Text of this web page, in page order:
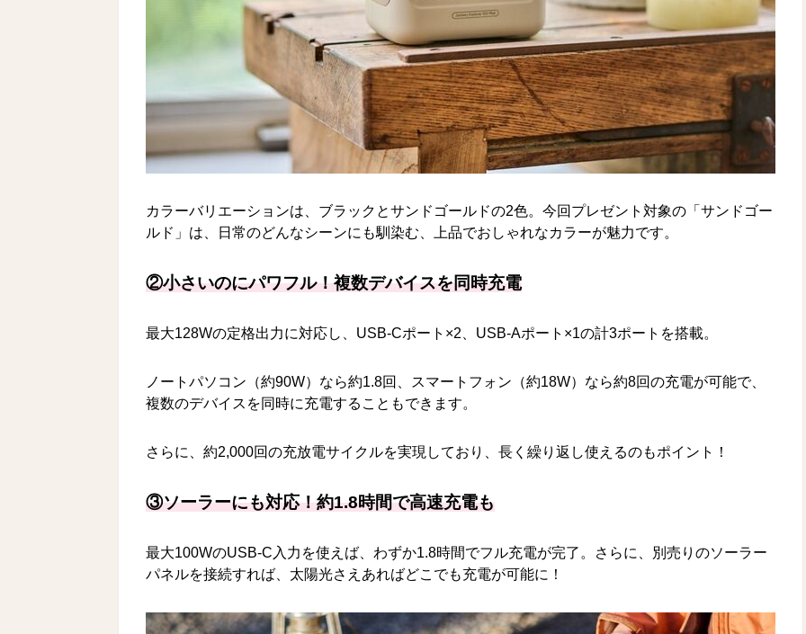
カラーバリエーションは、ブラックとサンドゴールドの2色。今回プレゼント対象の「サンドゴー
ルド」は、日常のどんなシーンにも馴染む、上品でおしゃれなカラーが魅力です。
②小さいのにパワフル！複数デバイスを同時充電
最大128Wの定格出力に対応し、USB-Cポート×2、USB-Aポート×1の計3ポートを搭載。
ノートパソコン（約90W）なら約1.8回、スマートフォン（約18W）なら約8回の充電が可能で、
複数のデバイスを同時に充電することもできます。
さらに、約2,000回の充放電サイクルを実現しており、長く繰り返し使えるのもポイント！
③ソーラーにも対応！約1.8時間で高速充電も
最大100WのUSB-C入力を使えば、わずか1.8時間でフル充電が完了。さらに、別売りのソーラー
パネルを接続すれば、太陽光さえあればどこでも充電が可能に！